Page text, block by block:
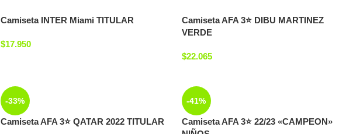
Camiseta INTER Miami TITULAR
$17.950
Camiseta AFA 3⭐ DIBU MARTINEZ
VERDE
$22.065
-33%
Camiseta AFA 3⭐ QATAR 2022 TITULAR
-41%
Camiseta AFA 3⭐ 22/23 «CAMPEON»